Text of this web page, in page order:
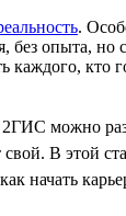
.
без опыта, но
каждого, кто
можно
В этой
начать